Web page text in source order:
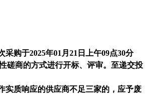
购于2025年01月21日上午09点30分
磋商的方式进行开标、评审。 至递交投
实质响应的供应商不足三家的，应予废